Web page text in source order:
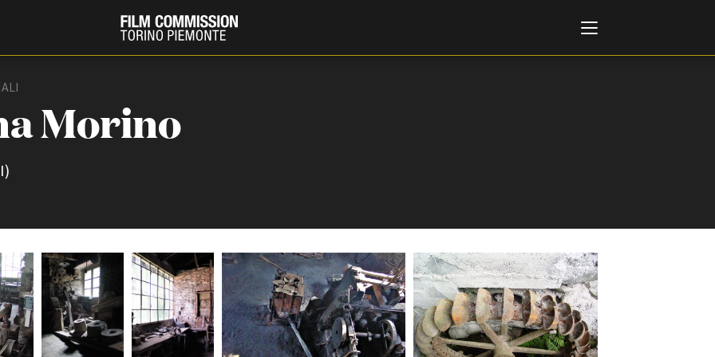
PRODUCTION GUIDE
Società di produzione
Strutture di servizio
Professionisti
Attrici-Attori
Beginners
FESTIVAL, MARKETS, AWARDS
International Film Festival Rotterdam
Berlinale Internationalen
Filmfestspiele Berlin
Festival de Cannes
Biografilm Festival - Bio to B Industry
Morino